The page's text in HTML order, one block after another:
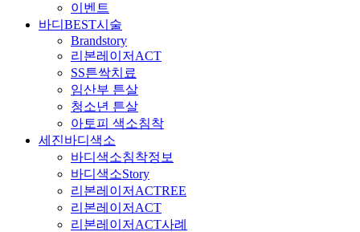
이벤트
바디BEST시술
Brandstory
리본레이저ACT
SS튼싹치료
임산부 튼살
청소년 튼살
아토피 색소침착
세진바디색소
바디색소침착정보
바디색소Story
리본레이저ACTREE
리본레이저ACT
리본레이저ACT사례